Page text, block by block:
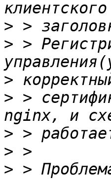
>
> >
>
> >
>
>
> >